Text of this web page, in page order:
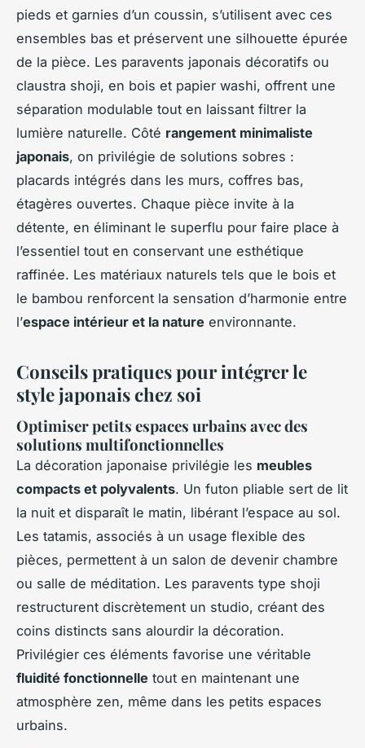
pieds et garnies d’un coussin, s’utilisent avec ces
ensembles bas et préservent une silhouette épurée
de la pièce. Les paravents japonais décoratifs ou
claustra shoji, en bois et papier washi, offrent une
séparation modulable tout en laissant filtrer la
lumière naturelle. Côté rangement minimaliste
japonais, on privilégie de solutions sobres :
placards intégrés dans les murs, coffres bas,
étagères ouvertes. Chaque pièce invite à la
détente, en éliminant le superflu pour faire place à
l’essentiel tout en conservant une esthétique
raffinée. Les matériaux naturels tels que le bois et
le bambou renforcent la sensation d’harmonie entre
l’espace intérieur et la nature environnante.
Conseils pratiques pour intégrer le
style japonais chez soi
Optimiser petits espaces urbains avec des
solutions multifonctionnelles
La décoration japonaise privilégie les meubles
compacts et polyvalents. Un futon pliable sert de lit
la nuit et disparaît le matin, libérant l’espace au sol.
Les tatamis, associés à un usage flexible des
pièces, permettent à un salon de devenir chambre
ou salle de méditation. Les paravents type shoji
restructurent discrètement un studio, créant des
coins distincts sans alourdir la décoration.
Privilégier ces éléments favorise une véritable
fluidité fonctionnelle tout en maintenant une
atmosphère zen, même dans les petits espaces
urbains.